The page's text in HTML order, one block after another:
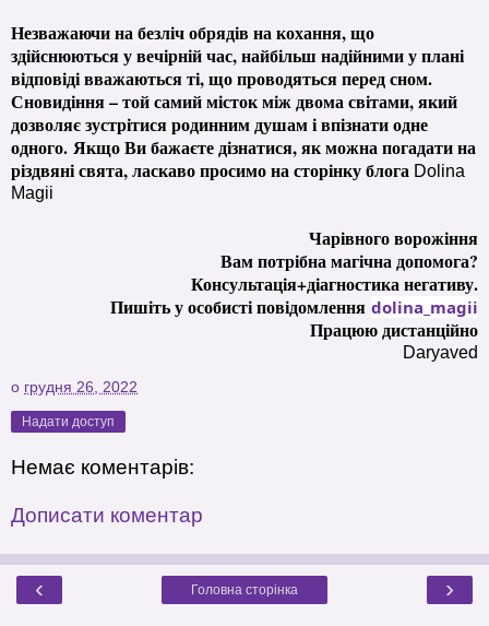
Незважаючи на безліч обрядів на кохання, що
здійснюються у вечірній час, найбільш надійними у плані
відповіді вважаються ті, що проводяться перед сном.
Сновидіння – той самий місток між двома світами, який
дозволяє зустрітися родинним душам і впізнати одне
одного. Якщо Ви бажаєте дізнатися, як можна погадати на
різдвяні свята, ласкаво просимо на сторінку блога Dolina
Magii
Чарівного ворожіння
Вам потрібна магічна допомога?
Консультація+діагностика негативу.
Пишіть у особисті повідомлення dolina_magii
Працюю дистанційно
Daryaved
о грудня 26, 2022
Надати доступ
Немає коментарів:
Дописати коментар
‹ ›
Головна сторінка